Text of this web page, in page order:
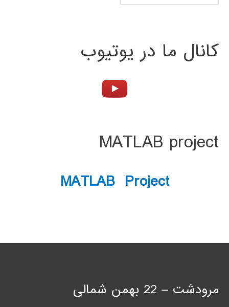
کانال ما در یوتیوب
MATLAB project
MATLAB Project
مرودشت – 22 بهمن شمالی